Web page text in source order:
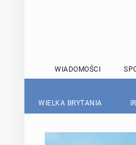
WIADOMOŚCI
WIELKA BRYTANIA